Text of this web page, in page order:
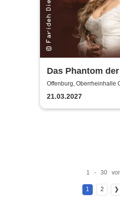
Das Phantom
Sasson/Sautter
Offenburg, Oberrheinhalle
21.03.2027
1 - 30
1 2 ❯